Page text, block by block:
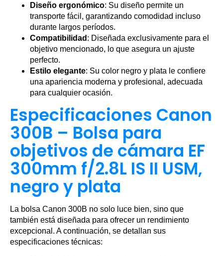
Diseño ergonómico: Su diseño permite un
transporte fácil, garantizando comodidad incluso
durante largos períodos.
Compatibilidad : Diseñada exclusivamente para el
objetivo mencionado, lo que asegura un ajuste
perfecto.
Estilo elegante: Su color negro y plata le confiere
una apariencia moderna y profesional, adecuada
para cualquier ocasión.
Especificaciones Canon
300B – Bolsa para
objetivos de cámara EF
300mm f/2.8L IS II USM,
negro y plata
La bolsa Canon 300B no solo luce bien, sino que
también está diseñada para ofrecer un rendimiento
excepcional. A continuación, se detallan sus
especificaciones técnicas: